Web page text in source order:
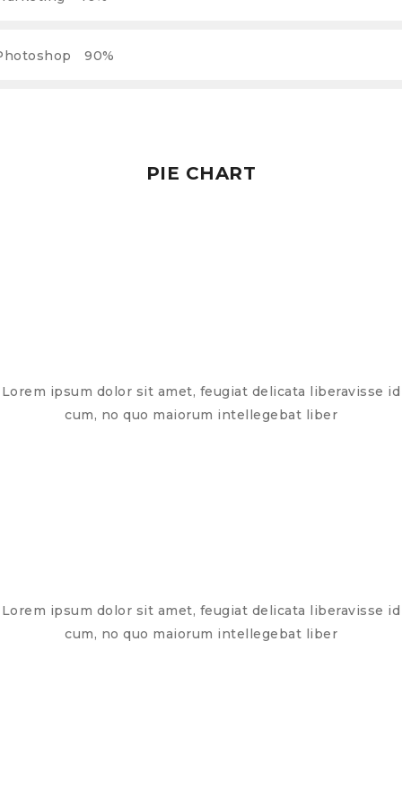
90%
PIE CHART
Lorem ipsum dolor sit amet, feugiat delicata liberavisse id
cum, no quo maiorum intellegebat liber
Lorem ipsum dolor sit amet, feugiat delicata liberavisse id
cum, no quo maiorum intellegebat liber